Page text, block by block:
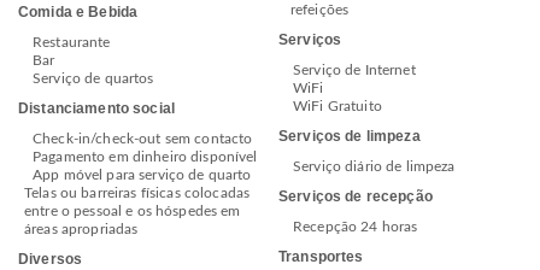
Comida e Bebida
Restaurante
Bar
Serviço de quartos
Distanciamento social
Check-in/check-out sem contacto
Pagamento em dinheiro disponível
App móvel para serviço de quarto
Telas ou barreiras físicas colocadas
entre o pessoal e os hóspedes em
áreas apropriadas
Diversos
refeições
Serviços
Serviço de Internet
WiFi
WiFi Gratuito
Serviços de limpeza
Serviço diário de limpeza
Serviços de recepção
Recepção 24 horas
Transportes